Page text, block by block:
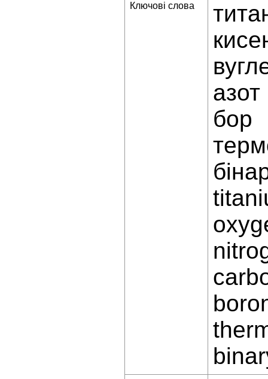
Ключові слова
азот
бор